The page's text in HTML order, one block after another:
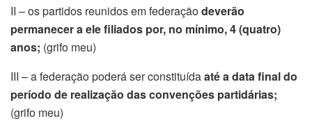
II – os partidos reunidos em federaçãodeverão
permanecer a ele filiados por, no mínimo, 4 (quatro)
anos; (grifo meu)
III – a federação poderá ser constituídaaté a data final do
período de realização das convenções partidárias;
(grifo meu)